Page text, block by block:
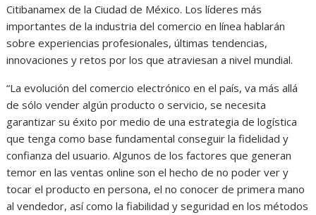
Citibanamex de la Ciudad de México. Los líderes más
importantes de la industria del comercio en línea hablarán
sobre experiencias profesionales, últimas tendencias,
innovaciones y retos por los que atraviesan a nivel mundial.
“La evolución del comercio electrónico en el país, va más allá
de sólo vender algún producto o servicio, se necesita
garantizar su éxito por medio de una estrategia de logística
que tenga como base fundamental conseguir la fidelidad y
confianza del usuario. Algunos de los factores que generan
temor en las ventas online son el hecho de no poder ver y
tocar el producto en persona, el no conocer de primera mano
al vendedor, así como la fiabilidad y seguridad en los métodos